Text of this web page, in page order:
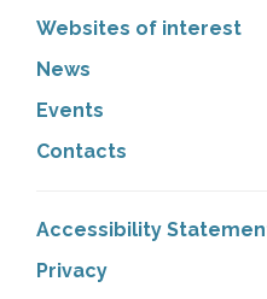
Websites of interest
News
Events
Contacts
Accessibility
Privacy